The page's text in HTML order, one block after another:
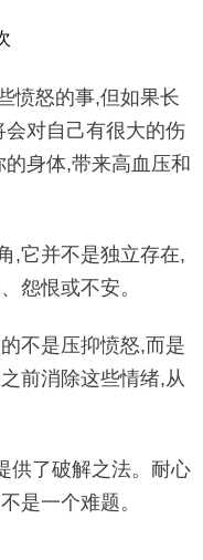
愤怒的事,但如果长
对自己有很大的伤
身体,带来高血压和
,它并不是独立存在,
怨恨或不安。
不是压抑愤怒,而是
前消除这些情绪,从
供了破解之法。耐心
是一个难题。